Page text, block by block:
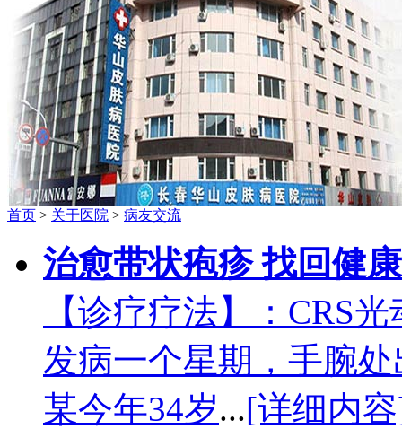
首页 > 关于医院 > 病友交流
治愈带状疱疹 找回健康
【诊疗疗法】：CRS
发病一个星期，手腕
某今年34岁...[详细内